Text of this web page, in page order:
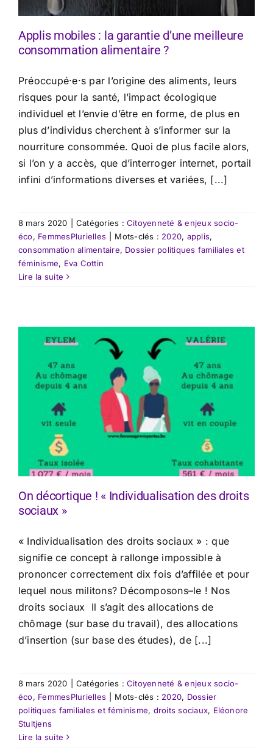
Applis mobiles : la garantie d’une meilleure
consommation alimentaire ?
Préoccupé·e·s par l’origine des aliments, leurs
risques pour la santé, l’impact écologique
individuel et l’envie d’être en forme, de plus en
plus d’individus cherchent à s’informer sur la
nourriture consommée. Quoi de plus facile alors,
si l’on y a accès, que d’interroger internet, portail
infini d’informations diverses et variées, [...]
8 mars 2020 Catégories :Citoyenneté & enjeux socio-
éco, FemmesPlurielles Mots-clés : 2020, applis,
consommation alimentaire, Dossier politiques familiales et
féminisme, Eva Cottin
Lire la suite
On décortique ! « Individualisation des droits
sociaux »
« Individualisation des droits sociaux » : que
signifie ce concept à rallonge impossible à
prononcer correctement dix fois d’affilée et pour
lequel nous militons? Décomposons–le ! Nos
droits sociaux Il s’agit des allocations de
chômage (sur base du travail), des allocations
d’insertion (sur base des études), de [...]
8 mars 2020 Catégories :Citoyenneté & enjeux socio-
éco, FemmesPlurielles Mots-clés : 2020, Dossier
politiques familiales et féminisme, droits sociaux, Eléonore
Stultjens
Lire la suite